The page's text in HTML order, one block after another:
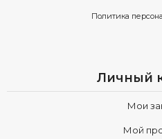
Политика
Личный
Мои
Мой